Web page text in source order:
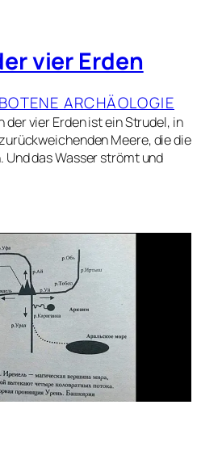
vier Erden
ARCHÄOLOGIE
der vier Erden ist ein Strudel, in
Meere, die die
das Wasser strömt und